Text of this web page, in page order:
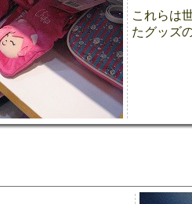
これらは
たグッズ